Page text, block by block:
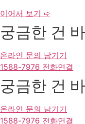
이어서 보기 ➪
궁금한 건
온라인 문의 남기기
1588-7976 전화연결
궁금한 건
온라인 문의 남기기
1588-7976 전화연결